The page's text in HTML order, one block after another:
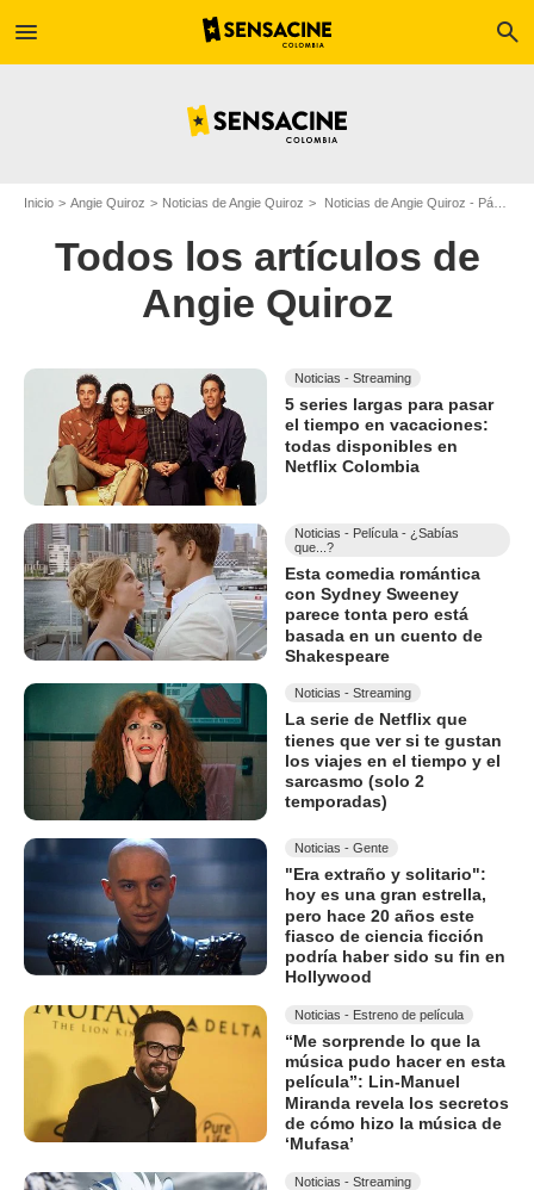
menu search
Inicio Angie Quiroz Noticias de Angie Quiroz Noticias de Angie Quiroz - Página 30
Todos los artículos de
Angie Quiroz
Noticias - Streaming
5 series largas para pasar
el tiempo en vacaciones:
todas disponibles en
Netflix Colombia
Noticias - Película - ¿Sabías
que...?
Esta comedia romántica
con Sydney Sweeney
parece tonta pero está
basada en un cuento de
Shakespeare
Noticias - Streaming
La serie de Netflix que
tienes que ver si te gustan
los viajes en el tiempo y el
sarcasmo (solo 2
temporadas)
Noticias - Gente
"Era extraño y solitario":
hoy es una gran estrella,
pero hace 20 años este
fiasco de ciencia ficción
podría haber sido su fin en
Hollywood
Noticias - Estreno de película
“Me sorprende lo que la
música pudo hacer en esta
película”: Lin-Manuel
Miranda revela los secretos
de cómo hizo la música de
‘Mufasa’
Noticias - Streaming